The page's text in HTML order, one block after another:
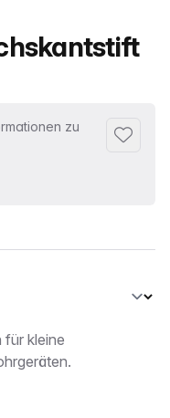
zu
Zu
für kleine